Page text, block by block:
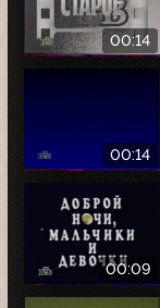
00:14
00:14
00:09